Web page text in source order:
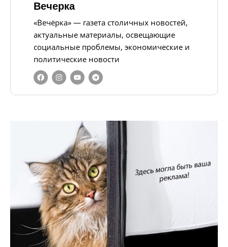
Вечерка
«Вечёрка» — газета столичных новостей,
актуальные материалы, освещающие
социальные проблемы, экономические и
политические новости